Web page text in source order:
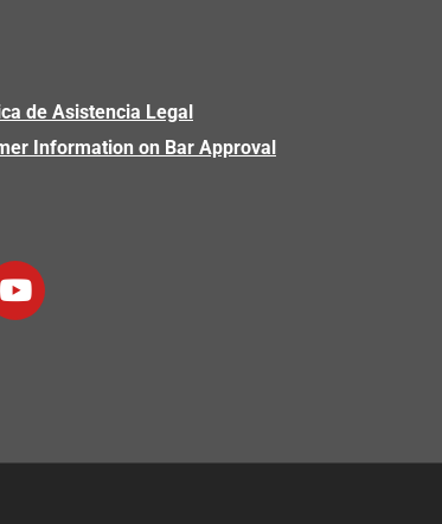
de Asistencia Legal
Information on Bar Approval